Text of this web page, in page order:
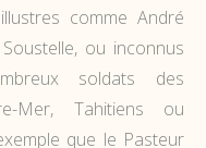
comme André
ou inconnus
soldats des
Mer, Tahitiens ou
que le Pasteur